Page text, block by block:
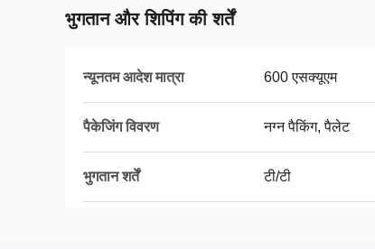
भुगतान और शिपिंग की शर्तें
न्यूनतम आदेश मात्रा 600 एसक्यूएम
पैकेजिंग विवरण नग्न पैकिंग, पैलेट
भुगतान शर्तें टी/टी